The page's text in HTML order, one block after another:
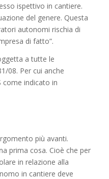
ispettivo in cantiere.
del genere. Questa
autonomi rischia di
di fatto”.
a tutte le
08. Per cui anche
come indicato in
più avanti.
prima cosa. Cioè che per
in relazione alla
in cantiere deve